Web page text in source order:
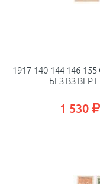
1917-140-144 146-
БЕЗ ВЗ
1 530